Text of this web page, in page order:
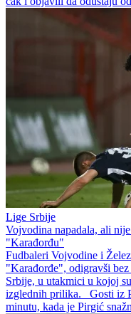
Lige Srbije
Vojvodina napadala, ali
"Karađorđu"
Fudbaleri Vojvodine i
"Karađorđe", odigravši
Srbije, u utakmici u kojoj
izglednih prilika. Gosti iz
minutu, kada je Pirgić